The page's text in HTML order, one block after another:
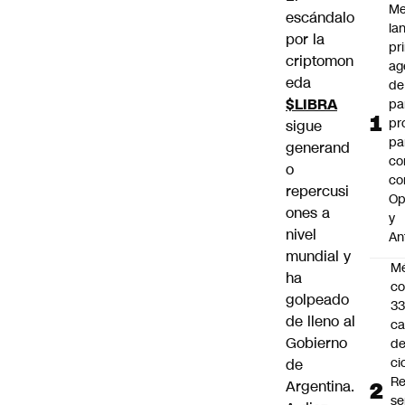
escándalo
por la
criptomon
eda
$LIBRA
sigue
generand
o
repercusi
ones a
nivel
mundial y
ha
golpeado
de lleno al
Gobierno
de
Argentina.
y
33
de